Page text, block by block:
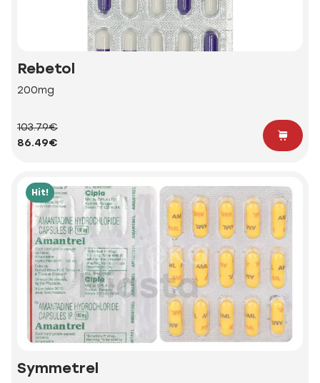
Rebetol
200mg
103.79€
86.49€
Hit!
Symmetrel